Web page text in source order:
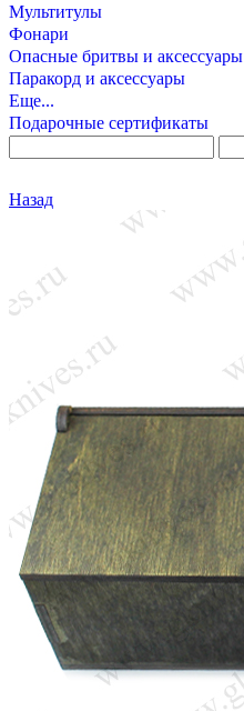
Мультитулы
Фонари
Опасные бритвы и аксессуары
Паракорд и аксессуары
Еще...
Подарочные сертификаты
Назад